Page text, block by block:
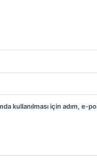
kullanılması için adım, e-